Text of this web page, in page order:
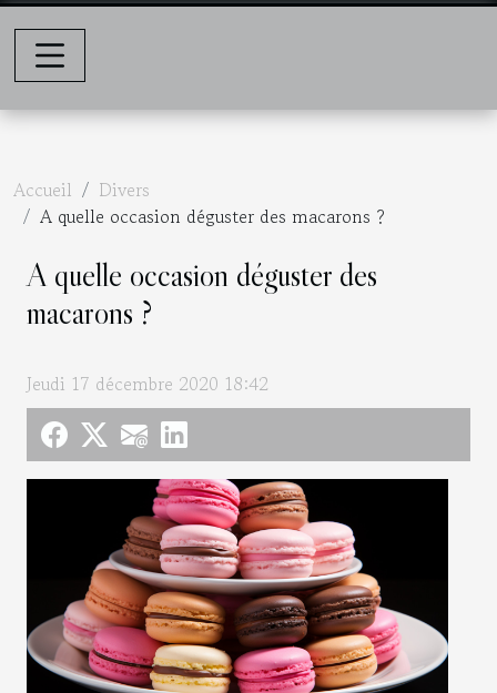
Accueil
Divers
A quelle occasion déguster des macarons ?
A quelle occasion déguster des
macarons ?
Jeudi 17 décembre 2020 18:42